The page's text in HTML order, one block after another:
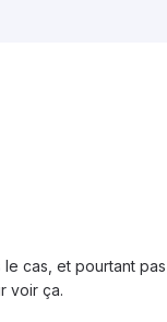
cas, et pourtant
voir ça.